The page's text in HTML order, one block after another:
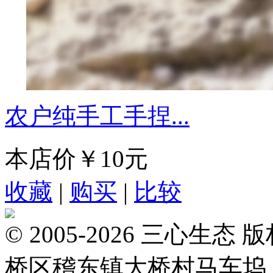
农户纯手工手捏...
本店价 ￥10元
收藏 | 购买 | 比较
© 2005-2026 三心生态
桥区稽东镇大桥村马车坞